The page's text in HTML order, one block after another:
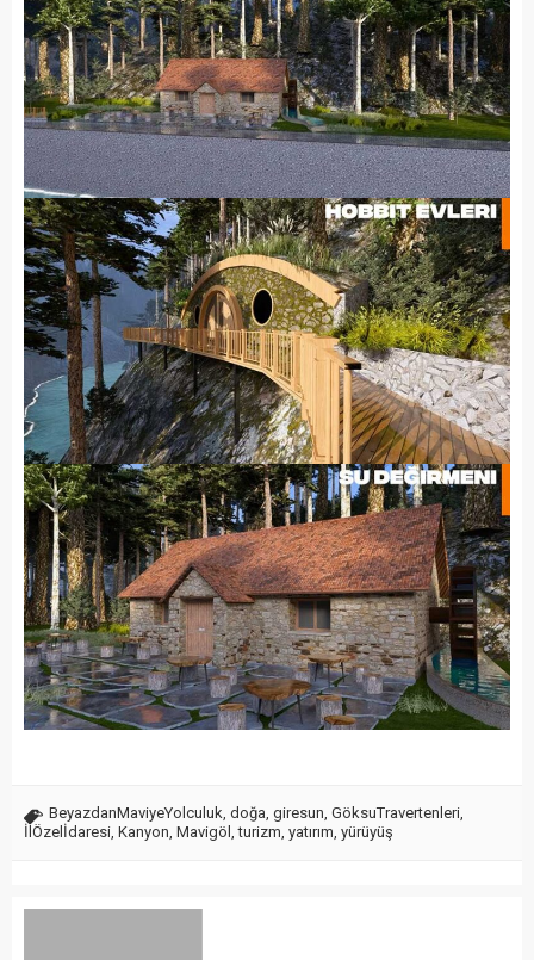
BeyazdanMaviyeYolculuk doğa giresun GöksuTravertenleri
İlÖzelİdaresi Kanyon Mavigöl ,turizm yatırım yürüyüş